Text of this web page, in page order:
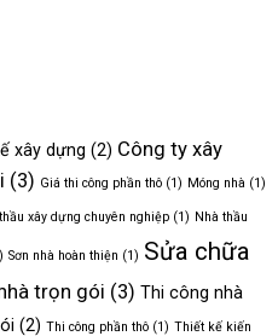
xây dựng (2) Công ty xây
(3) Giá thi công phần thô (1) Móng nhà (1)
xây dựng chuyên nghiệp (1) Nhà thầu
Sơn nhà hoàn thiện (1) Sửa chữa
trọn gói (3) Thi công nhà
(2) Thi công phần thô (1) Thiết kế kiến